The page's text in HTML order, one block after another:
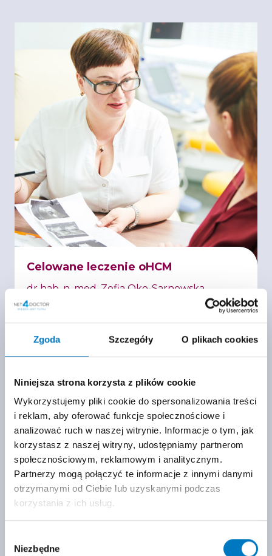
Zgoda Szczegóły O plikach cookies
Niniejsza strona korzysta z plików cookie
Wykorzystujemy pliki cookie do spersonalizowania treści
i reklam, aby oferować funkcje społecznościowe i
analizować ruch w naszej witrynie. Informacje o tym, jak
korzystasz z naszej witryny, udostępniamy partnerom
społecznościowym, reklamowym i analitycznym.
Partnerzy mogą połączyć te informacje z innymi danymi
otrzymanymi od Ciebie lub uzyskanymi podczas
korzystania z ich usług.
zgody
Niezbędne
Celowane leczenie oHCM
dr hab. n. med. Zofia Oko-Sarnowska
Z wykładu dowiesz się o zasadach
celowanego leczenia obstrukcyjnej
kardiomiopatii przerostowej (oHCM), ze
kwalifikacji pacjentów oraz indywidualizacji
terapii.
ZALOGUJ SIĘ I OBEJRZYJ